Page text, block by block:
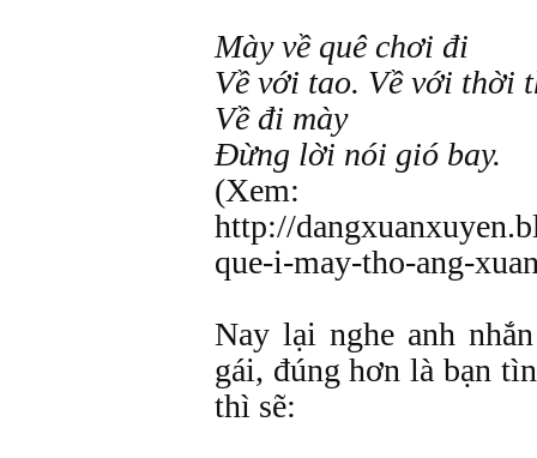
Mày về quê chơi đi
Về với tao. Về với thời
Về đi mày
Đừng lời nói gió bay.
(Xem:
http://
que-i-may-tho-ang-
Nay lại nghe anh
gái, đúng hơn là bạn
thì sẽ: